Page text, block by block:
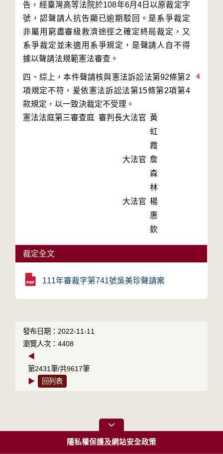
告，經臺灣高等法院於108年6月4日以原裁定字
號，認聲請人抗告顯已逾期駁回。是系爭裁定
非屬用窮盡審級救濟途徑之確定終局裁定，又
系爭裁定並未適用系爭規定，是聲請人自不得
4
四、綜上，本件聲請核與憲法訴訟法第92條第2
項規定不符，爰依憲法訴訟法第15條第2項第4
款規定，以一致決裁定不受理。
憲法法庭第三審查庭 審判長大法官 黃
虹
霞
大法官 詹
森
林
大法官 楊
惠
欽
裁定全文
111年審裁字第741號吳美珍聲請案
發布日期：2022-11-11
瀏覽人次：4408
◀
第2431筆/共9617筆
▶
回列表
隱私權保護及網站安全政策